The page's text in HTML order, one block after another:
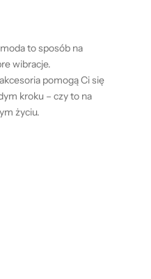
to sposób na
wibracje.
pomogą Ci się
kroku – czy to na
życiu.